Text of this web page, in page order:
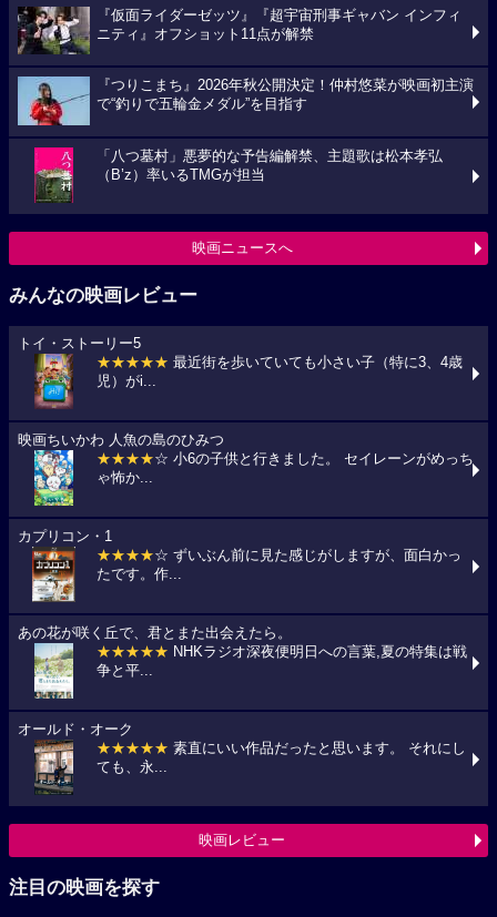
『仮面ライダーゼッツ』『超宇宙刑事ギャバン インフィ
ニティ』オフショット11点が解禁
『つりこまち』2026年秋公開決定！仲村悠菜が映画初主演
で“釣りで五輪金メダル”を目指す
「八つ墓村」悪夢的な予告編解禁、主題歌は松本孝弘
（B’z）率いるTMGが担当
映画ニュースへ
みんなの映画レビュー
トイ・ストーリー5
★★★★★ 最近街を歩いていても小さい子（特に3、4歳
児）がi...
映画ちいかわ 人魚の島のひみつ
★★★★☆ 小6の子供と行きました。 セイレーンがめっち
ゃ怖か...
カプリコン・1
★★★★☆ ずいぶん前に見た感じがしますが、面白かっ
たです。作...
あの花が咲く丘で、君とまた出会えたら。
★★★★★ NHKラジオ深夜便明日への言葉,夏の特集は戦
争と平...
オールド・オーク
★★★★★ 素直にいい作品だったと思います。 それにし
ても、永...
映画レビュー
注目の映画を探す